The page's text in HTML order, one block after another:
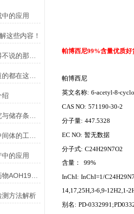
的应用
这些内容！
关于达帕菲尼游离，我知道的都在这儿了！
绍
的应用
方法解析
帕博西尼99%含量优质好
帕博西尼
英文名称: 6-acetyl-8-
CAS NO: 571190-30-2
分子量: 447.5328
EC NO: 暂无数据
分子式: C24H29N7O2
含量： 99%
InChI: InChI=1/
14,17,25H,3-6,9-12H2,1-
别名: PD-